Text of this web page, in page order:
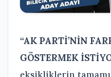
“AK PARTİ’NİN
GÖSTERMEK
eksikliklerin